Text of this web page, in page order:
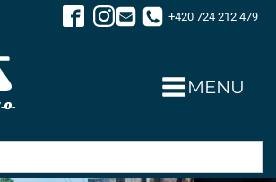
+420 724 212 479
MENU